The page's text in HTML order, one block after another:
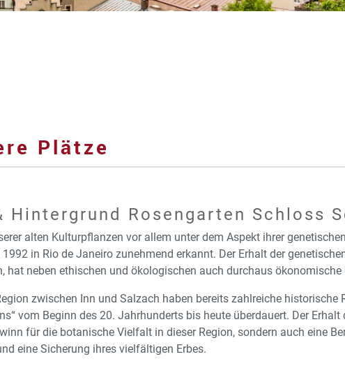
Plätze
Hintergrund Rosengarten Schloss
alten Kulturpflanzen vor allem unter dem Aspekt ihrer
in Rio de Janeiro zunehmend erkannt. Der Erhalt der
hat neben ethischen und ökologischen auch durchaus ökonomische
zwischen Inn und Salzach haben bereits zahlreiche historische
vom Beginn des 20. Jahrhunderts bis heute überdauert. Der
für die botanische Vielfalt in dieser Region, sondern auch eine
eine Sicherung ihres vielfältigen Erbes.